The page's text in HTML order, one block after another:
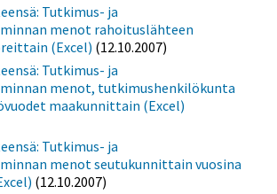
Tutkimus- ja
menot rahoituslähteen
(Excel) (12.10.2007)
Tutkimus- ja
menot, tutkimushenkilökunta
maakunnittain (Excel)
Tutkimus- ja
menot seutukunnittain vuosina
(12.10.2007)